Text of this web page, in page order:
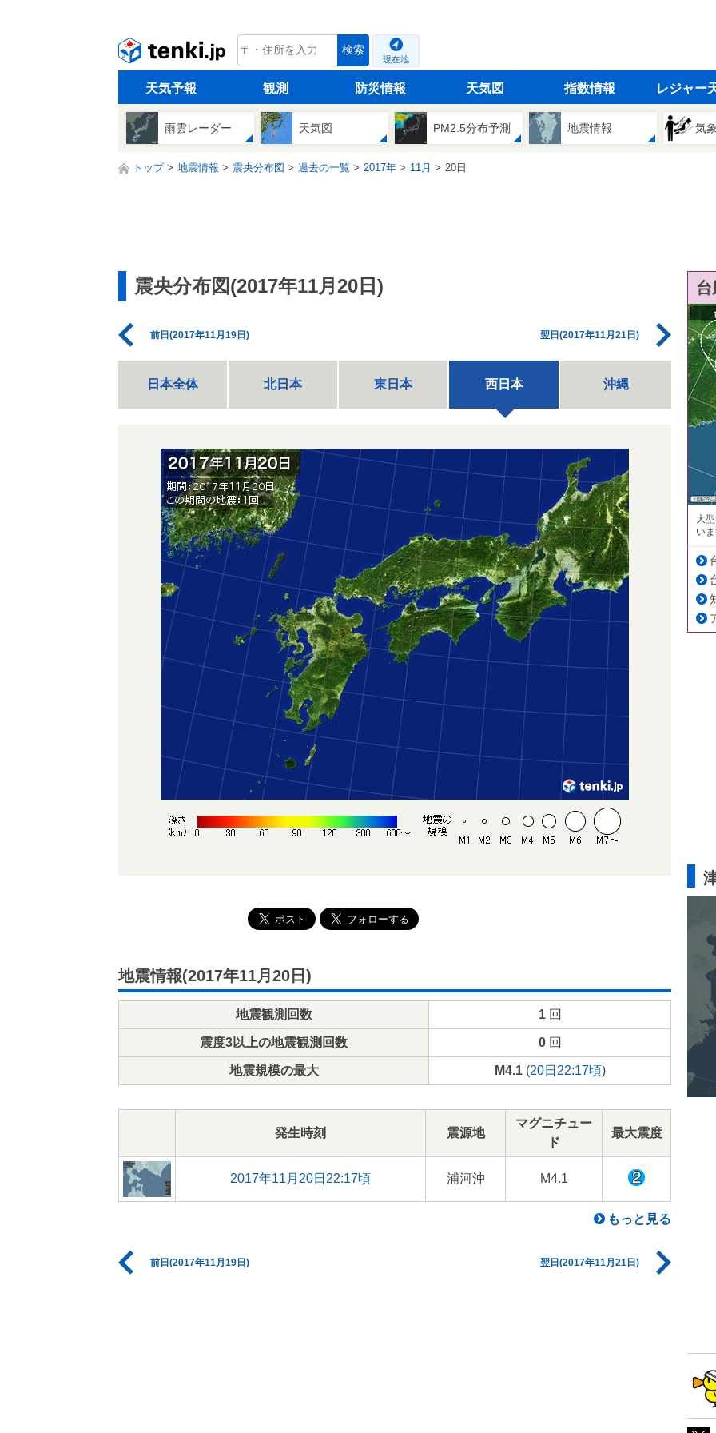
tenki.jp 検索
現在地
天気予報 観測 防災情報 天気図 指数情報 レジャー
雨雲レーダー 天気図 PM2.5分布予測 地震情報 気
トップ 地震情報 震央分布図 過去の一覧 2017年 11月 20日
震央分布図(2017年11月20日)
前日(2017年11月19日) 翌日(2017年11月21日)
日本全体 北日本 東日本 西日本 沖縄
地震情報(2017年11月20日)
地震観測回数 1回
震度3以上の地震観測回数 0回
地震規模の最大 M4.1(20日22:17頃)
発生時刻 震源地
マグニチュー
ド
最大震度
2017年11月20日22:17頃 浦河沖 M4.1
もっと見る
前日(2017年11月19日) 翌日(2017年11月21日)
大
い